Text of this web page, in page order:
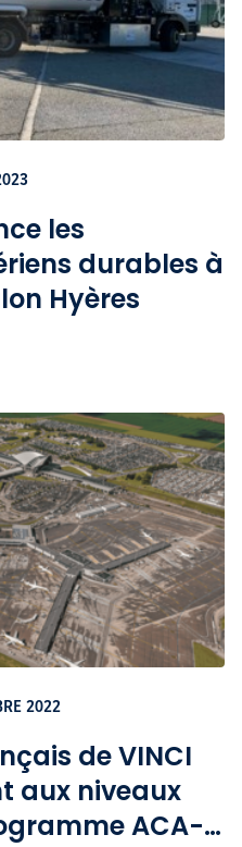
les
durables à
Hyères
2022
de VINCI
aux niveaux
ACA-